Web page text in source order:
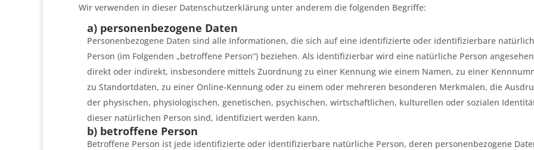
Wir verwenden in dieser Datenschutzerklärung unter anderem die folgenden Begriffe:
a) personenbezogene Daten
Personenbezogene Daten sind alle Informationen, die sich auf eine identifizierte oder identifizierbare
Person (im Folgenden „betroffene Person“) beziehen. Als identifizierbar wird eine natürliche Person
direkt oder indirekt, insbesondere mittels Zuordnung zu einer Kennung wie einem Namen, zu einer
zu Standortdaten, zu einer Online-Kennung oder zu einem oder mehreren besonderen Merkmalen, die
der physischen, physiologischen, genetischen, psychischen, wirtschaftlichen, kulturellen oder sozialen
dieser natürlichen Person sind, identifiziert werden kann.
b) betroffene Person
Betroffene Person ist jede identifizierte oder identifizierbare natürliche Person, deren personenbezogene